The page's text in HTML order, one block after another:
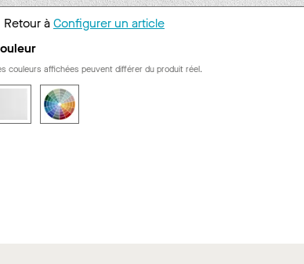
Retour àConfigurer un article
couleurs affichées peuvent différer du produit réel.